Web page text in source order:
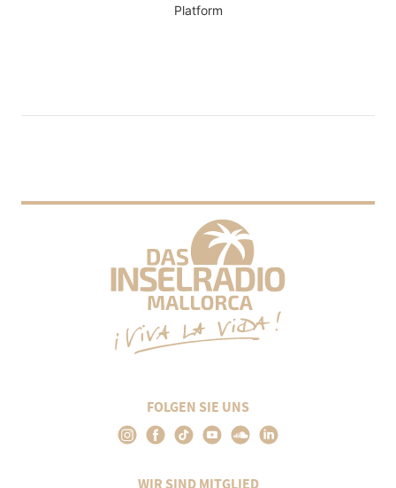
Platform
FOLGEN SIE UNS
WIR SIND MITGLIED